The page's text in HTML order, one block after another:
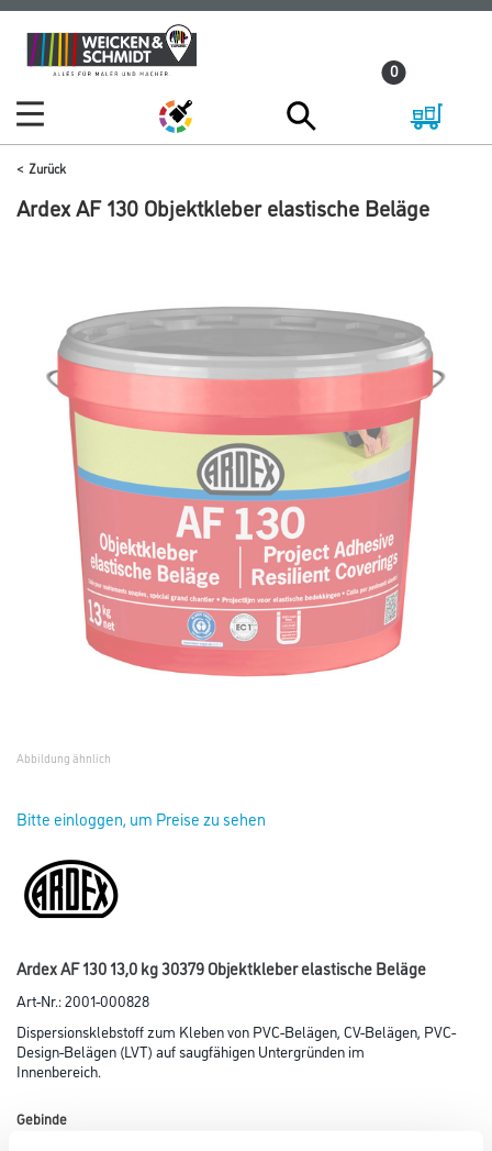
Zum
Inhalt
Zum
Navigationsmenü
0
Zurück
Ardex AF 130 Objektkleber elastische Beläge
Abbildung ähnlich
Bitte einloggen, um Preise zu sehen
Ardex AF 130 13,0 kg 30379 Objektkleber elastische Beläge
Art-Nr.:2001-000828
Dispersionsklebstoff zum Kleben von PVC-Belägen, CV-Belägen, PVC-
Design-Belägen (LVT) auf saugfähigen Untergründen im
Innenbereich.
Gebinde